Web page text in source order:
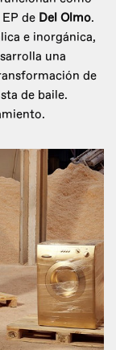
de Del Olmo.
e inorgánica,
una
de
de baile.